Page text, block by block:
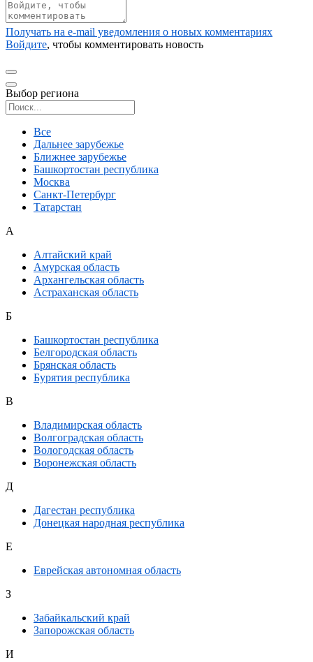
Получать на e‑mail уведомления о новых комментариях
Войдите, чтобы комментировать новость
Выбор региона
Все
Дальнее зарубежье
Ближнее зарубежье
Башкортостан республика
Москва
Санкт-Петербург
Татарстан
А
Алтайский край
Амурская область
Архангельская область
Астраханская область
Б
Башкортостан республика
Белгородская область
Брянская область
Бурятия республика
В
Владимирская область
Волгоградская область
Вологодская область
Воронежская область
Д
Дагестан республика
Донецкая народная республика
Е
Еврейская автономная область
З
Забайкальский край
Запорожская область
И